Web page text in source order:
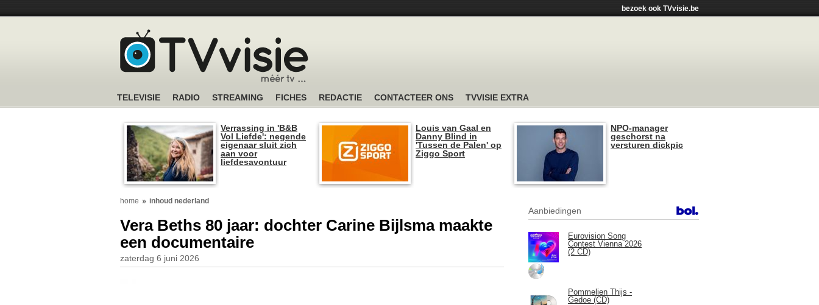
bezoek ook TVvisie.be
TELEVISIE RADIO STREAMING FICHES REDACTIE CONTACTEER ONS TVVISIE EXTRA
Verrassing in 'B&B
Vol Liefde': negende
eigenaar sluit zich
aan voor
liefdesavontuur
Louis van Gaal en
Danny Blind in
'Tussen de Palen' op
Ziggo Sport
NPO-manager
geschorst na
versturen dickpic
home inhoud nederland
Vera Beths 80 jaar: dochter Carine Bijlsma maakte
een documentaire
zaterdag 6 juni 2026
Aanbiedingen
Eurovision Song
Contest Vienna 2026
(2 CD)
Pommelien Thijs -
Gedoe (CD)